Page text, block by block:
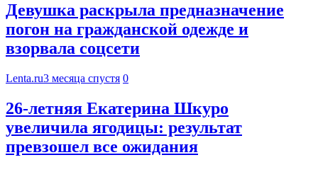
Девушка раскрыла предназначение
погон на гражданской одежде и
взорвала соцсети
Lenta.ru3 месяца спустя 0
26-летняя Екатерина Шкуро
увеличила ягодицы: результат
превзошел все ожидания